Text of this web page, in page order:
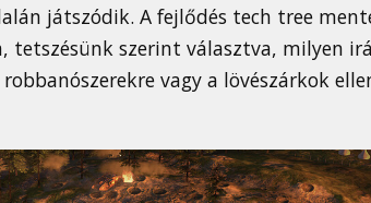
játszódik. A fejlődés tech tree
szerint választva, milyen
vagy a lövészárkok